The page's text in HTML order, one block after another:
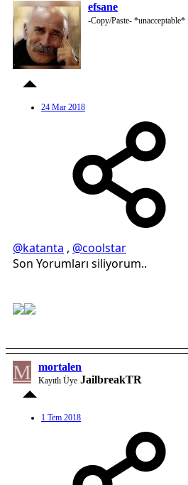
efsane
-Copy/Paste- *unacceptable*
24 Mar 2018
@katanta , @coolstar
Son Yorumları siliyorum..
M mortalen
Kayıtlı Üye JailbreakTR
1 Tem 2018